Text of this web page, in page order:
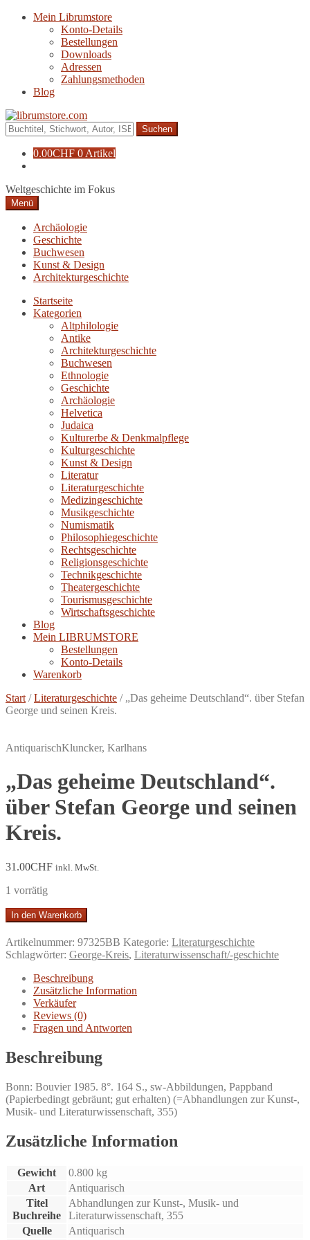
Navigation
Zum
Mein Librumstore
Konto-Details
Bestellungen
Downloads
Adressen
Zahlungsmethoden
Blog
Suche
nach:
0.00CHF 0 Artikel
Weltgeschichte im Fokus
Menü
Archäologie
Geschichte
Buchwesen
Kunst & Design
Architekturgeschichte
Startseite
Kategorien
Altphilologie
Antike
Architekturgeschichte
Buchwesen
Ethnologie
Geschichte
Archäologie
Helvetica
Judaica
Kulturerbe & Denkmalpflege
Kulturgeschichte
Kunst & Design
Literatur
Literaturgeschichte
Medizingeschichte
Musikgeschichte
Numismatik
Philosophiegeschichte
Rechtsgeschichte
Religionsgeschichte
Technikgeschichte
Theatergeschichte
Tourismusgeschichte
Wirtschaftsgeschichte
Blog
Mein LIBRUMSTORE
Bestellungen
Konto-Details
Warenkorb
Start /Literaturgeschichte / „Das geheime Deutschland“. über Stefan
George und seinen Kreis.
AntiquarischKluncker, Karlhans
„Das geheime Deutschland“.
über Stefan George und seinen
Kreis.
31.00CHF inkl. MwSt.
1 vorrätig
"Das
geheime
Deutschland".
über
Stefan
George
seinen
Kreis.
Menge
In den Warenkorb
Artikelnummer: 97325BB Kategorie: Literaturgeschichte
Schlagwörter: George-Kreis, Literaturwissenschaft/-geschichte
Beschreibung
Zusätzliche Information
Verkäufer
Reviews (0)
Fragen und Antworten
Beschreibung
Bonn: Bouvier 1985. 8°. 164 S., sw-Abbildungen, Pappband
(Papierbedingt gebräunt; gut erhalten) (=Abhandlungen zur Kunst-,
Musik- und Literaturwissenschaft, 355)
Zusätzliche Information
Gewicht
0.800 kg
Art
Antiquarisch
Titel
Buchreihe
Abhandlungen zur Kunst-, Musik- und
Literaturwissenschaft, 355
Quelle
Antiquarisch